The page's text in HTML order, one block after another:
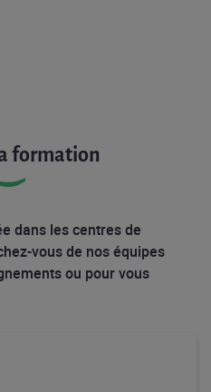
formation
dans les centres de
vous de nos équipes
ou pour vous